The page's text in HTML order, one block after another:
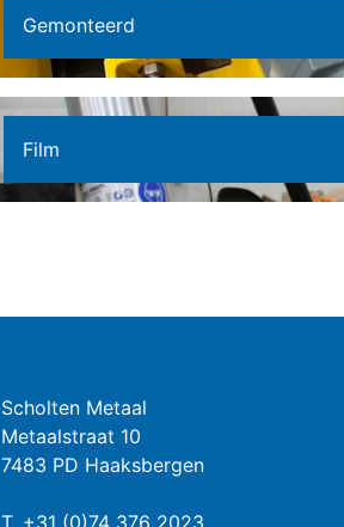
Gemonteerd
Film
Scholten Metaal
Metaalstraat 10
7483 PD Haaksbergen
T. +31 (0)74 376 2023